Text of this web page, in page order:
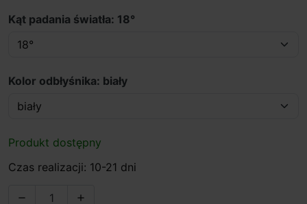
Kąt padania światła: 18°
Kolor odbłyśnika: biały
Produkt dostępny
Czas realizacji: 10-21 dni
 